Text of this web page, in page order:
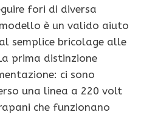
fori di diversa
è un valido aiuto
semplice bricolage alle
prima distinzione
ci sono
una linea a 220 volt
che funzionano